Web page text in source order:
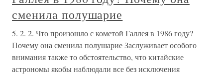
сменила полушарие
5. 2. 2. Что произошло с кометой Галлея в 1986 году?
Почему она сменила полушарие Заслуживает особого
внимания также то обстоятельство, что китайские
астрономы якобы наблюдали все без исключения